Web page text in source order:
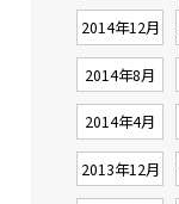
2014年12月
2014年8月
2014年4月
2013年12月